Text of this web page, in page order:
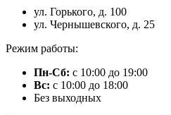
ул. Горького, д. 100
ул. Чернышевского, д. 25
Режим работы:
Пн-Сб: с 10:00 до 19:00
Вс: с 10:00 до 18:00
Без выходных